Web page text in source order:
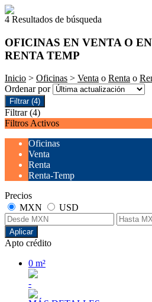
4 Resultados de búsqueda
OFICINAS EN VENTA O
RENTA TEMP
Inicio > Oficinas > Venta o Renta o
Ordenar por
Filtrar (4)
Filtrar (4)
Filtros Activos
Oficinas
Venta
Renta
Renta-Temp
Precios
MXN
USD
Aplicar
Apto crédito
0 m²
-